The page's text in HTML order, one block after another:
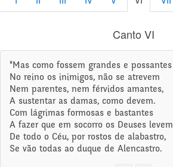
Canto VI
"Mas como fossem grandes e possantes
No reino os inimigos, não se atrevem
Nem parentes, nem férvidos amantes,
A sustentar as damas, como devem.
Com lágrimas formosas e bastantes
A fazer que em socorro os Deuses levem
De todo o Céu, por rostos de alabastro,
Se vão todas ao duque de Alencastro.